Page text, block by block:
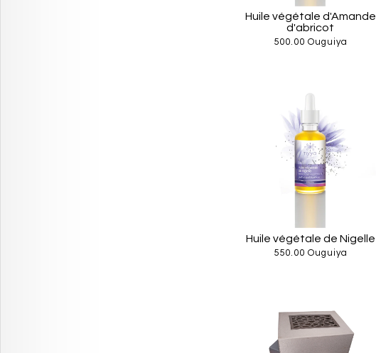
Huile végétale d'Amande
d'abricot
500.00 Ouguiya
Huile végétale de Nigelle
550.00 Ouguiya